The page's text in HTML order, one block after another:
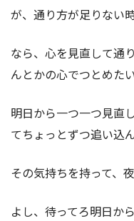
が、通り方が足りない
なら、心を見直して通
んとかの心でつとめた
明日から一つ一つ見直
てちょっとずつ追い込
その気持ちを持って、
よし、待ってろ明日から